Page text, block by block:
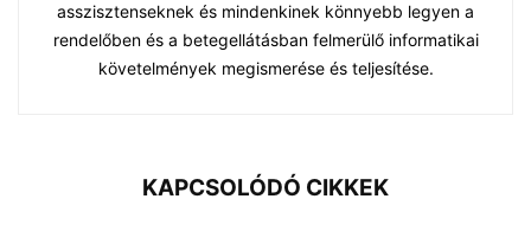
asszisztenseknek és mindenkinek könnyebb legyen a
rendelőben és a betegellátásban felmerülő informatikai
követelmények megismerése és teljesítése.
KAPCSOLÓDÓ CIKKEK